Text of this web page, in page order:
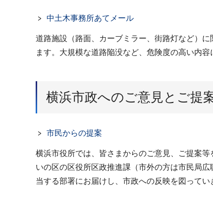
中土木事務所あてメール
道路施設（路面、カーブミラー、街路灯など）
ます。大規模な道路陥没など、危険度の高い内
横浜市政へのご意見とご提
市民からの提案
横浜市役所では、皆さまからのご意見、ご提案
いの区の区役所区政推進課（市外の方は市民局
当する部署にお届けし、市政への反映を図ってい